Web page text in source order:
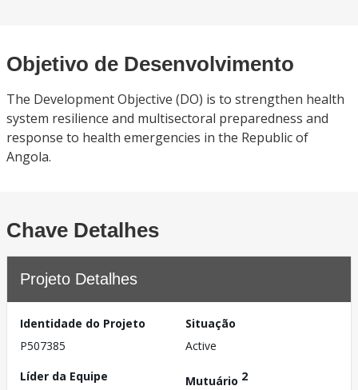
Objetivo de Desenvolvimento
The Development Objective (DO) is to strengthen health
system resilience and multisectoral preparedness and
response to health emergencies in the Republic of
Angola.
Chave Detalhes
Projeto Detalhes
Identidade do Projeto
P507385
Situação
Active
Líder da Equipe
Mutuário 2